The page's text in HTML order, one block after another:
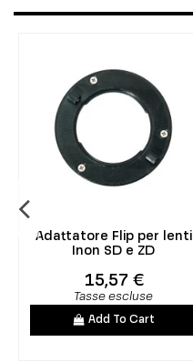
Adattatore Flip per lenti
Inon SD e ZD
15,57 €
Tasse escluse
Add To Cart